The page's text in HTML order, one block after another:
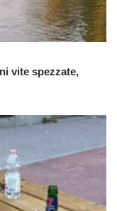
vite spezzate,